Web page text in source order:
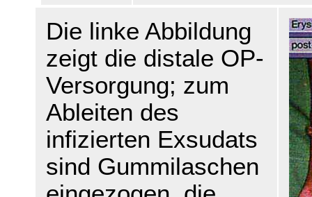
Die linke Abbildung
zeigt die distale OP-
Versorgung; zum
Ableiten des
infizierten Exsudats
sind Gummilaschen